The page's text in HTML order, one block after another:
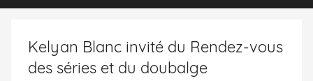
et
doublage
Kelyan Blanc invité du Rendez-vous
des séries et du doubalge